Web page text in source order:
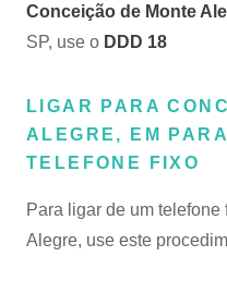
Conceição de Monte
SP, use o DDD 18
LIGAR PARA
ALEGRE, EM
TELEFONE FIXO
Para ligar de um
Alegre, use este